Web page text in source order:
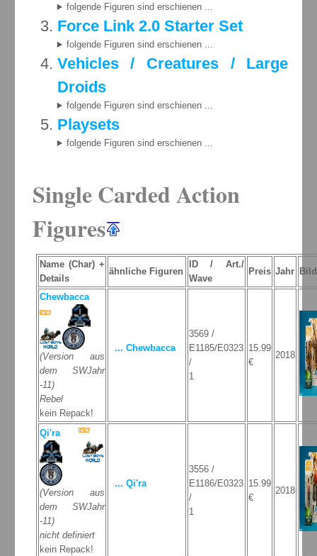
folgende Figuren sind erschienen ...
Force Link 2.0 Starter Set
folgende Figuren sind erschienen ...
Vehicles / Creatures / Large
Droids
folgende Figuren sind erschienen ...
Playsets
folgende Figuren sind erschienen ...
Single Carded Action
Figures
Name (Char) +
Details
ähnliche Figuren
ID / Art./
Wave
Preis Jahr
Chewbacca
(Version aus
dem SWJahr
-11)
Rebel
kein Repack!
... Chewbacca
3569 /
E1185/E0323
/
1
15.99
€
2018
Qi'ra
(Version aus
dem SWJahr
-11)
nicht definiert
kein Repack!
... Qi'ra
3556 /
E1186/E0323
/
1
15.99
€
2018